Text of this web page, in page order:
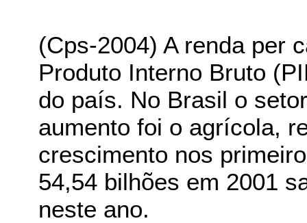
(Cps-2004) A renda per
Produto Interno Bruto
do país. No Brasil o
aumento foi o agrícola,
crescimento nos
54,54 bilhões em 2001
neste ano.